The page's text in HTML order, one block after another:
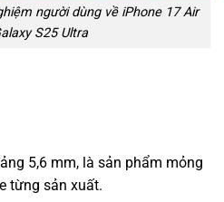
người dùng về iPhone 17 Air
S25 Ultra
5,6 mm, là sản phẩm mỏng
từng sản xuất.